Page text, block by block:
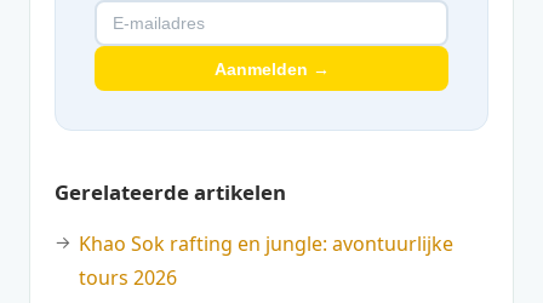
Aanmelden →
Gerelateerde artikelen
Khao Sok rafting en jungle: avontuurlijke
tours 2026